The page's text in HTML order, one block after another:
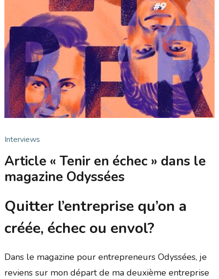
Interviews
Article « Tenir en échec » dans le
magazine Odyssées
Quitter l’entreprise qu’on a
créée, échec ou envol?
Dans le magazine pour entrepreneurs Odyssées, je
reviens sur mon départ de ma deuxième entreprise